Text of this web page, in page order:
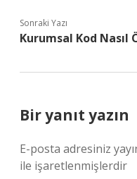
Sonraki Yazı
Kurumsal Kod Nasıl
Bir yanıt yazın
E-posta adresiniz
ile işaretlenmişlerdir